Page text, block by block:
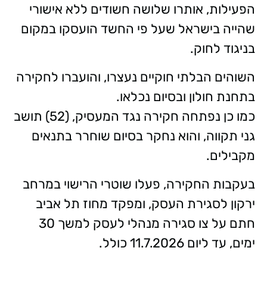
הפעילות, אותרו שלושה חשודים ללא אישורי
שהייה בישראל שעל פי החשד הועסקו במקום
בניגוד לחוק.
השוהים הבלתי חוקיים נעצרו, והועברו לחקירה
בתחנת חולון ובסיום נכלאו.
כמו כן נפתחה חקירה נגד המעסיק, (52) תושב
גני תקווה, והוא נחקר בסיום שוחרר בתנאים
מקבילים.
בעקבות החקירה, פעלו שוטרי הרישוי במרחב
ירקון לסגירת העסק, ומפקד מחוז תל אביב
חתם על צו סגירה מנהלי לעסק למשך 30
ימים, עד ליום 11.7.2026 כולל.